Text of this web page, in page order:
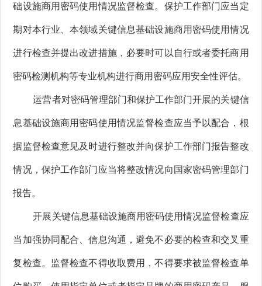
础设施商用密码使用情况监督检查。保护工作部门应当定
期对本行业、本领域关键信息基础设施商用密码使用情况
进行检查并提出改进措施，必要时可以自行或者委托商用
密码检测机构等专业机构进行商用密码应用安全性评估。
运营者对密码管理部门和保护工作部门开展的关键信
息基础设施商用密码使用情况监督检查应当予以配合，根
据监督检查意见及时进行整改并向保护工作部门报告整改
情况，保护工作部门应当将整改情况向国家密码管理部门
报告。
开展关键信息基础设施商用密码使用情况监督检查应
当加强协同配合、信息沟通，避免不必要的检查和交叉重
复检查。监督检查不得收取费用，不得要求被监督检查单